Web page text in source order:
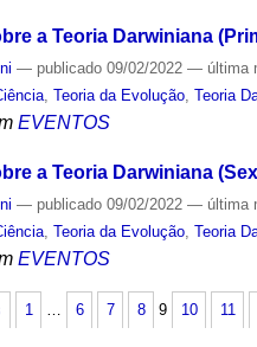
a Teoria Darwiniana
— publicado 09/02/2022— última
,Teoria da Evolução ,Teoria
EVENTOS
a Teoria Darwiniana
— publicado 09/02/2022— última
,Teoria da Evolução,Teoria
EVENTOS
1 6 7 8 9 10 11